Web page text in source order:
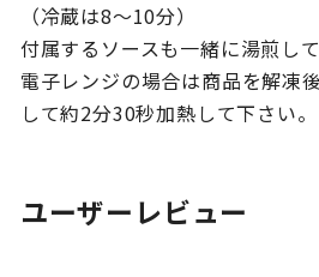
（冷蔵は8～10分）
付属するソースも一緒に湯煎し
電子レンジの場合は商品を解凍
して約2分30秒加熱して下さい。
ユーザーレビュー